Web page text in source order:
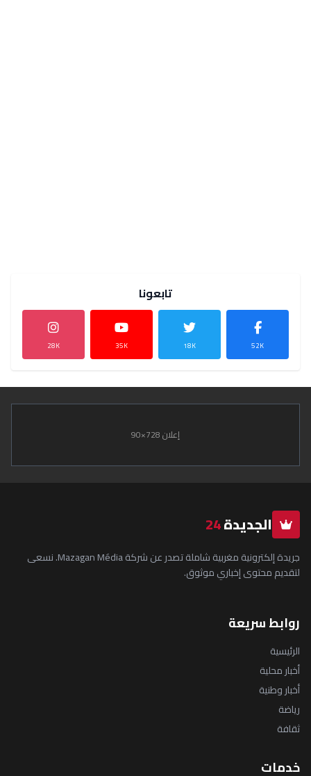
تابعونا
52K
18K
35K
28K
إعلان 728×90
الجديدة24
جريدة إلكترونية مغربية شاملة تصدر عن شركة Mazagan Média. نسعى
لتقديم محتوى إخباري موثوق.
روابط سريعة
الرئيسية
أخبار محلية
أخبار وطنية
رياضة
ثقافة
خدمات